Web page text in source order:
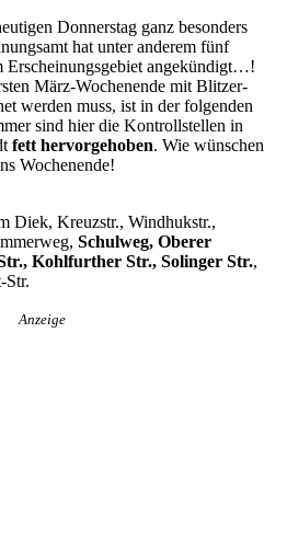
Donnerstag ganz besonders
hat unter anderem fünf
Erscheinungsgebiet angekündigt…!
März-Wochenende mit Blitzer-
werden muss, ist in der folgenden
sind hier die Kontrollstellen in
fett hervorgehoben. Wie wünschen
Wochenende!
Diek, Kreuzstr., Windhukstr.,
Schulweg, Oberer
Kohlfurther Str., Solinger Str.,
Str.
Anzeige